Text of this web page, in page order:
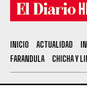
INICIO ACTUALIDAD
FARANDULA
CHICHA Y